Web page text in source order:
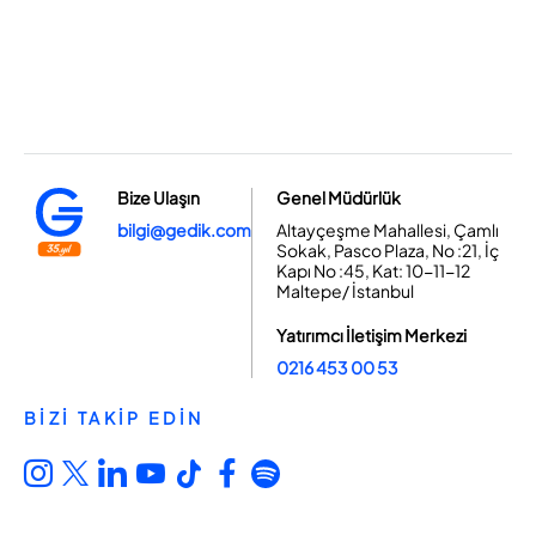
Bize Ulaşın
bilgi@gedik.com
Genel Müdürlük
Altayçeşme Mahallesi, Çamlı
Sokak, Pasco Plaza, No :21, İç
Kapı No :45, Kat: 10-11-12
Maltepe/ İstanbul
Yatırımcı İletişim Merkezi
0216 453 00 53
BİZİ TAKİP EDİN